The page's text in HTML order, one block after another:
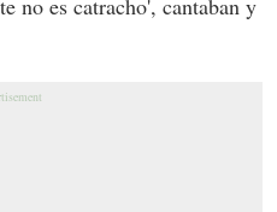
no es catracho', cantaban y